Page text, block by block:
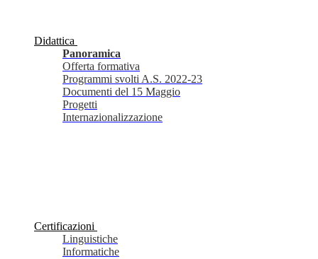
Didattica
Panoramica
Offerta formativa
Programmi svolti A.S. 2022-23
Documenti del 15 Maggio
Progetti
Internazionalizzazione
Certificazioni
Linguistiche
Informatiche